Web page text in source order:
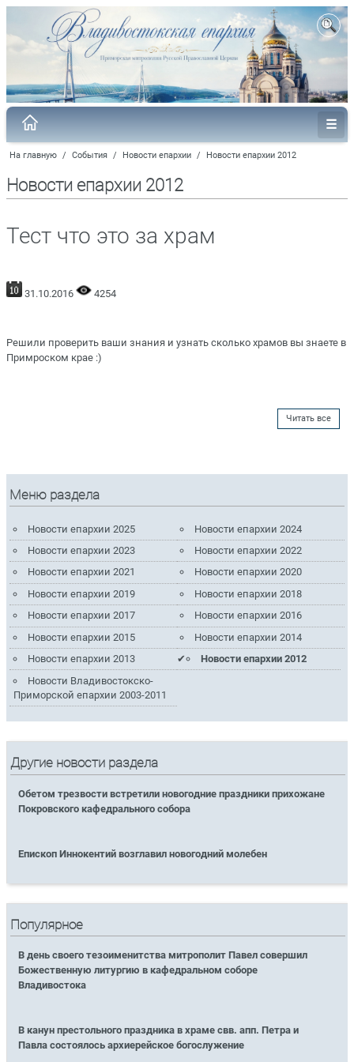
На главную / События / Новости епархии / Новости епархии 2012
Новости епархии 2012
Тест что это за храм
31.10.2016 4254
Решили проверить ваши знания и узнать сколько храмов вы знаете в
Примроском крае :)
Читать все
Меню раздела
Новости епархии 2025
Новости епархии 2024
Новости епархии 2023
Новости епархии 2022
Новости епархии 2021
Новости епархии 2020
Новости епархии 2019
Новости епархии 2018
Новости епархии 2017
Новости епархии 2016
Новости епархии 2015
Новости епархии 2014
Новости епархии 2013
Новости епархии 2012
Новости Владивостокско-
Приморской епархии 2003-2011
Другие новости раздела
Обетом трезвости встретили новогодние праздники прихожане
Покровского кафедрального собора
Епископ Иннокентий возглавил новогодний молебен
Популярное
В день своего тезоименитства митрополит Павел совершил
Божественную литургию в кафедральном соборе
Владивостока
В канун престольного праздника в храме свв. апп. Петра и
Павла состоялось архиерейское богослужение